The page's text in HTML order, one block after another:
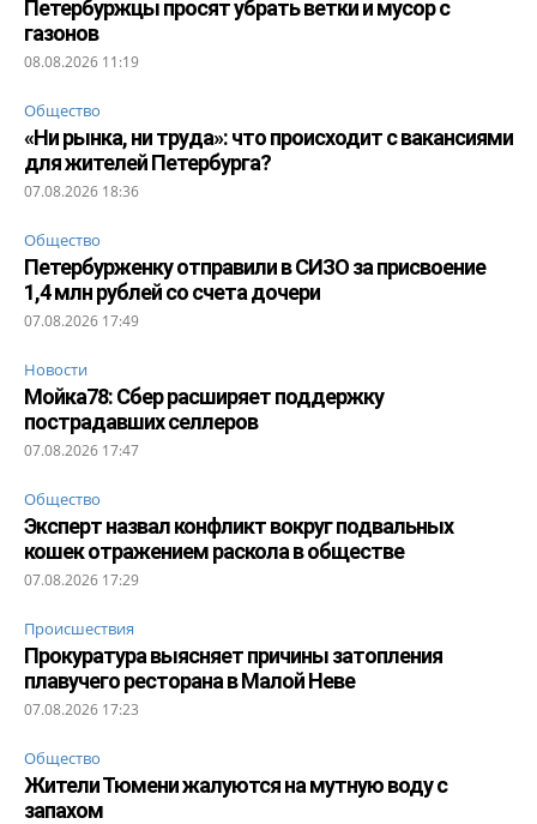
Петербуржцы просят убрать ветки и мусор с
газонов
08.08.2026 11:19
Общество
«Ни рынка, ни труда»: что происходит с вакансиями
для жителей Петербурга?
07.08.2026 18:36
Общество
Петербурженку отправили в СИЗО за присвоение
1,4 млн рублей со счета дочери
07.08.2026 17:49
Новости
Мойка78: Сбер расширяет поддержку
пострадавших селлеров
07.08.2026 17:47
Общество
Эксперт назвал конфликт вокруг подвальных
кошек отражением раскола в обществе
07.08.2026 17:29
Происшествия
Прокуратура выясняет причины затопления
плавучего ресторана в Малой Неве
07.08.2026 17:23
Общество
Жители Тюмени жалуются на мутную воду с
запахом